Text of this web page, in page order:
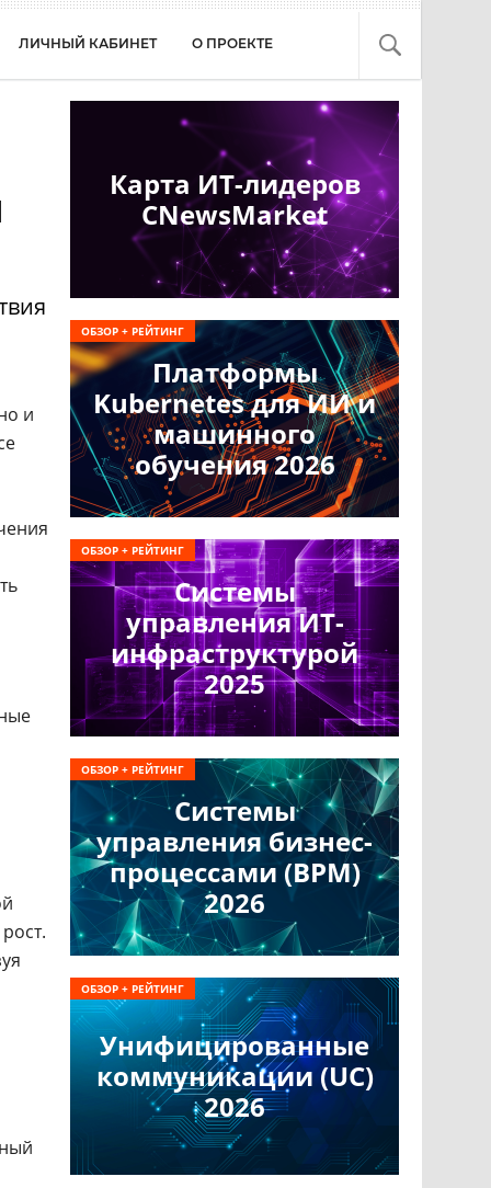
ЛИЧНЫЙ КАБИНЕТ О ПРОЕКТЕ
и
Карта ИТ-лидеров
CNewsMarket
Платформы
Kubernetes для ИИ и
машинного
обучения 2026
ОБЗОР + РЕЙТИНГ
Системы
управления ИТ-
инфраструктурой
2025
ОБЗОР + РЕЙТИНГ
Системы
управления бизнес-
процессами (BPM)
2026
ОБЗОР + РЕЙТИНГ
Унифицированные
коммуникации (UC)
2026
ОБЗОР + РЕЙТИНГ